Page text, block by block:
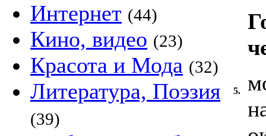
Интернет (44)
Кино, видео (23)
Красота и Мода (32)
Литература, Поэзия
(39)
5.